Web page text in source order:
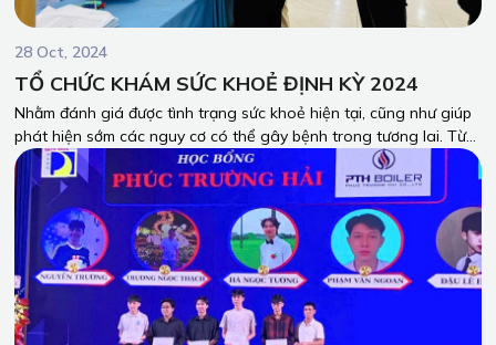
28 Oct, 2024
TỔ CHỨC KHÁM SỨC KHOẺ ĐỊNH KỲ 2024
Nhằm đánh giá được tình trạng sức khoẻ hiện tại, cũng như giúp
phát hiện sớm các nguy cơ có thể gây bệnh trong tương lai. Từ
đó giúp người lao động có kế hoạch cho việc chăm sóc sức khoẻ
bản thân và yên tâm công tác. Ngày 25/10/2024 vừa qua, PTH
Boiler đã tổ chức Khám sức khoẻ định kỳ cho toàn bộ người lao
động tại Bệnh Viện Đa Khoa Đồng Nai 2.